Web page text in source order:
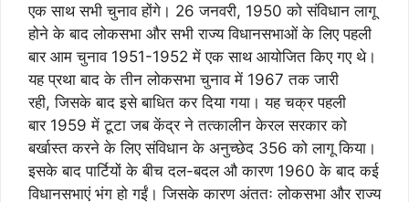
एक साथ सभी चुनाव होंगे। 26 जनवरी, 1950 को संविधान लागू
होने के बाद लोकसभा और सभी राज्य विधानसभाओं के लिए पहली
बार आम चुनाव 1951-1952 में एक साथ आयोजित किए गए थे।
यह प्रथा बाद के तीन लोकसभा चुनाव में 1967 तक जारी
रही, जिसके बाद इसे बाधित कर दिया गया। यह चक्र पहली
बार 1959 में टूटा जब केंद्र ने तत्कालीन केरल सरकार को
बर्खास्त करने के लिए संविधान के अनुच्छेद 356 को लागू किया।
इसके बाद पार्टियों के बीच दल-बदल औ कारण 1960 के बाद कई
विधानसभाएं भंग हो गईं। जिसके कारण अंततः लोकसभा और राज्य